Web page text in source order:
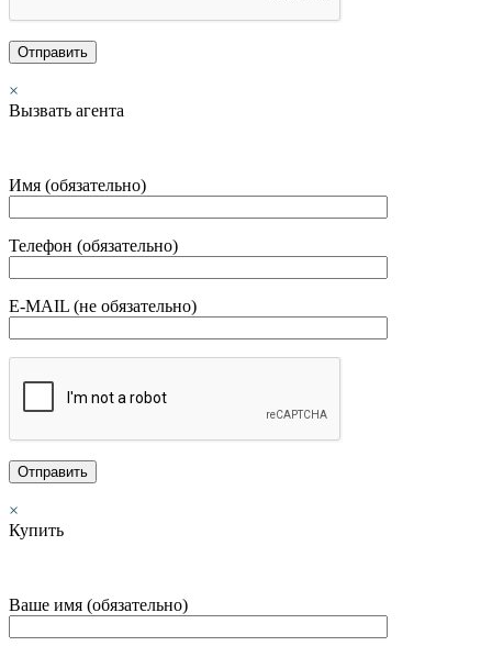
×
Вызвать агента
Имя (обязательно)
Телефон (обязательно)
E-MAIL (не обязательно)
×
Купить
Ваше имя (обязательно)